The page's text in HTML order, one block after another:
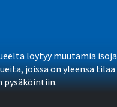
löytyy muutamia isoja
joissa on yleensä tilaa
pysäköintiin.